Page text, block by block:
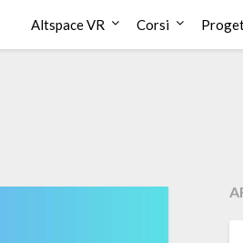
Altspace VR Corsi